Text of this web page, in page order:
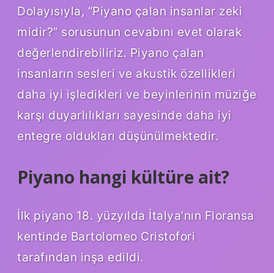
Dolayısıyla, “Piyano çalan insanlar zeki
midir?” sorusunun cevabını evet olarak
değerlendirebiliriz. Piyano çalan
insanların sesleri ve akustik özellikleri
daha iyi işledikleri ve beyinlerinin müziğe
karşı duyarlılıkları sayesinde daha iyi
entegre oldukları düşünülmektedir.
Piyano hangi kültüre ait?
İlk piyano 18. yüzyılda İtalya’nın Floransa
kentinde Bartolomeo Cristofori
tarafından inşa edildi.